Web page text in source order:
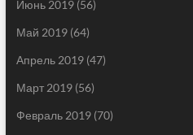
Июнь 2019(56)
Май 2019(64)
Апрель 2019(47)
Март 2019(56)
Февраль 2019(70)